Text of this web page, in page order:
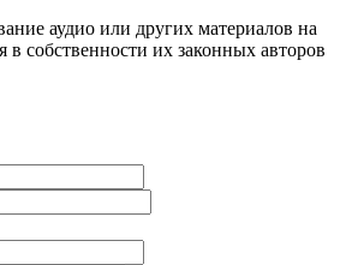
аудио или других материалов на
в собственности их законных авторов